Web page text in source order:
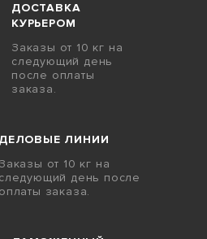
ДОСТАВКА
КУРЬЕРОМ
Заказы от 10 кг на
следующий день
после оплаты
заказа.
ДЕЛОВЫЕ ЛИНИИ
Заказы от 10 кг на
следующий день после
оплаты заказа.